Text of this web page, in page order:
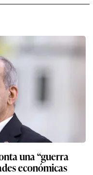
una “guerra
económicas